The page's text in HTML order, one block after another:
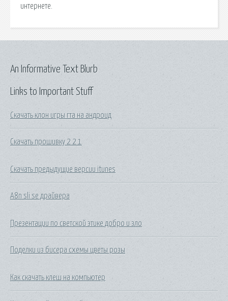
интернете.
Links to Important Stuff
Скачать клон игры гта на андроид
Скачать прошивку 2 2 1
Скачать предыдущие версии itunes
A8n sli se драйвера
Презентации по светской этике добро и зло
Поделки из бисера схемы цветы розы
Как скачать клеш на компьютер
An Informative Text Blurb